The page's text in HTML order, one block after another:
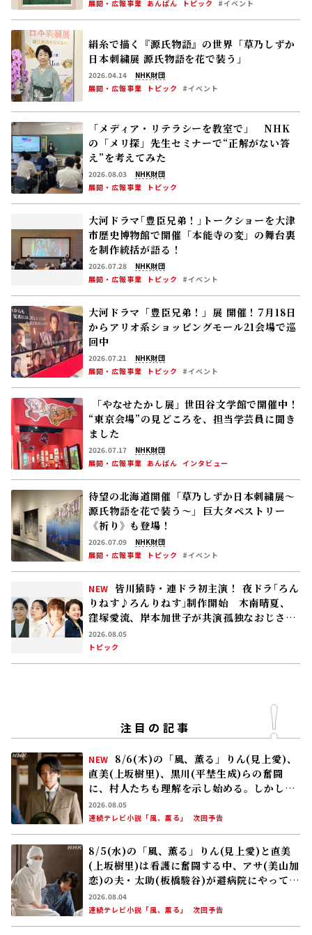
展開・広報事業 あんぱん トピック #イベント
絹糸で描く『源氏物語』の世界「草乃しずか
日本刺繍展 源氏物語を花で装う」
2026.04.14
NHK財団
展開・広報事業
トピック #イベント
「メディア・リテラシーを教室で」 NHK
の「メリ探」先生セミナーで“正解がない答
え”を考えてみた
2026.08.03
NHK財団
展開・広報事業
トピック
大河ドラマ｢豊臣兄弟！｣トークショーを大津
市歴史博物館で開催――「本能寺の変」の舞台裏
を制作統括が語る！
2026.07.28
NHK財団
展開・広報事業
トピック #イベント
大河ドラマ「豊臣兄弟！」展 開催！――7月18日
からアリオ系ショッピングモール21会場で巡
回中
2026.07.21
NHK財団
展開・広報事業
トピック #イベント
「やなせたかし展」世田谷文学館で開催中！
“東京会場”の見どころを、担当学芸員に聞き
ました
2026.07.17
NHK財団
展開・広報事業 あんぱん インタビュー
待望の北海道開催「草乃しずか日本刺繍展～
源氏物語を花で装う～」――巨大タペストリー
《祈り》も登場！
2026.07.09
NHK財団
展開・広報事業
トピック #イベント
NEW 皆川猿時・連ドラ初主演！ 夜ドラ｢ろん
りねす♪ろんりねす｣制作開始 木南晴夏、
窪塚愛流、岸本加世子が共演――孤独なおじさん
が､人生でやり残したことに向き合う
2026.08.05
トピック
注目の記事
NEW
8/6(木)の「風、薫る」りん(見上愛)、
直美(上坂樹里)、黒川(平埜生成)らの奮闘
に、村人たちも理解を示し始める。しかし、
アサ(美山加恋)の容体はなかなか改善せ
ず……
2026.08.05
連続テレビ小説「風、薫る」
次回予告
8/5(水)の「風、薫る」りん(見上愛)と直美
(上坂樹里)は看護に奮闘する中、アサ(美山加
恋)の夫・太助(板橋駿谷)が避病院にやってく
る
2026.08.04
連続テレビ小説「風、薫る」
次回予告